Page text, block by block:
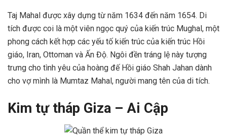
Taj Mahal được xây dựng từ năm 1634 đến năm 1654. Di
tích được coi là một viên ngọc quý của kiến ​​trúc Mughal, một
phong cách kết hợp các yếu tố kiến ​​trúc của kiến ​​trúc Hồi
giáo, Iran, Ottoman và Ấn Độ. Ngôi đền tráng lệ này tượng
trưng cho tình yêu của hoàng đế Hồi giáo Shah Jahan dành
cho vợ mình là Mumtaz Mahal, người mang tên của di tích.
Kim tự tháp Giza – Ai Cập